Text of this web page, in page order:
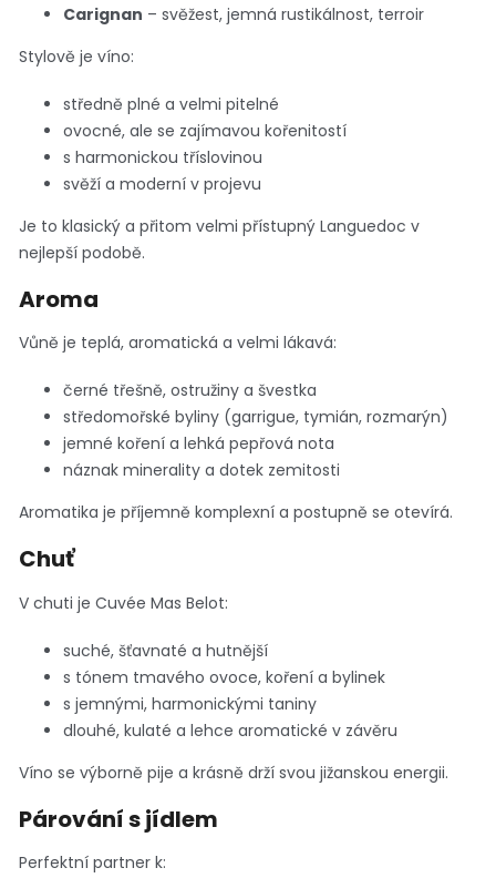
Carignan – svěžest, jemná rustikálnost, terroir
Stylově je víno:
středně plné a velmi pitelné
ovocné, ale se zajímavou kořenitostí
s harmonickou tříslovinou
svěží a moderní v projevu
Je to klasický a přitom velmi přístupný Languedoc v
nejlepší podobě.
Aroma
Vůně je teplá, aromatická a velmi lákavá:
černé třešně, ostružiny a švestka
středomořské byliny (garrigue, tymián, rozmarýn)
jemné koření a lehká pepřová nota
náznak minerality a dotek zemitosti
Aromatika je příjemně komplexní a postupně se otevírá.
Chuť
V chuti je Cuvée Mas Belot:
suché, šťavnaté a hutnější
s tónem tmavého ovoce, koření a bylinek
s jemnými, harmonickými taniny
dlouhé, kulaté a lehce aromatické v závěru
Víno se výborně pije a krásně drží svou jižanskou energii.
Párování s jídlem
Perfektní partner k: